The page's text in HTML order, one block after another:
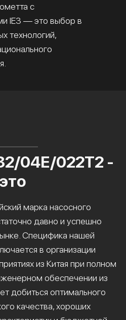
с
IE3 — это выбор в
технологий,
04Е/022Т2 -
это
марка насосного
давно и успешно
Специфика нашей
в организации
из Китая при полном
обеспечении из
добиться оптимального
качества, хороших